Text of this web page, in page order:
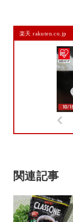
メールアドレスは
また、コメント欄
サイト
楽天 rakuten.co.jp
関連記事